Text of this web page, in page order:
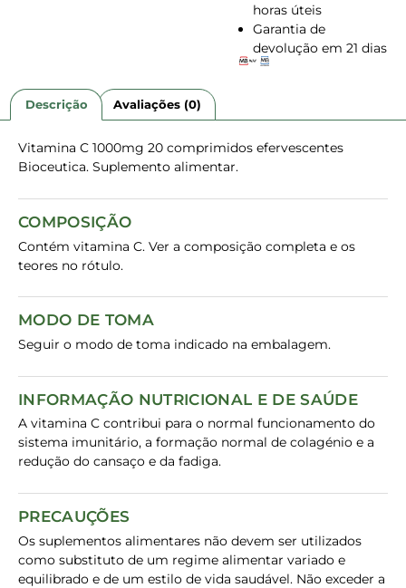
horas úteis
Garantia de
devolução em 21 dias
Descrição Avaliações (0)
Vitamina C 1000mg 20 comprimidos efervescentes
Bioceutica. Suplemento alimentar.
COMPOSIÇÃO
Contém vitamina C. Ver a composição completa e os
teores no rótulo.
MODO DE TOMA
Seguir o modo de toma indicado na embalagem.
INFORMAÇÃO NUTRICIONAL E DE SAÚDE
A vitamina C contribui para o normal funcionamento do
sistema imunitário, a formação normal de colagénio e a
redução do cansaço e da fadiga.
PRECAUÇÕES
Os suplementos alimentares não devem ser utilizados
como substituto de um regime alimentar variado e
equilibrado e de um estilo de vida saudável. Não exceder a